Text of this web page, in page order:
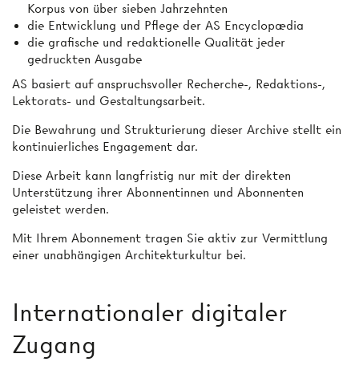
Korpus von über sieben Jahrzehnten
die Entwicklung und Pflege der AS Encyclopædia
die grafische und redaktionelle Qualität jeder
gedruckten Ausgabe
AS basiert auf anspruchsvoller Recherche-, Redaktions-,
Lektorats- und Gestaltungsarbeit.
Die Bewahrung und Strukturierung dieser Archive stellt ein
kontinuierliches Engagement dar.
Diese Arbeit kann langfristig nur mit der direkten
Unterstützung ihrer Abonnentinnen und Abonnenten
geleistet werden.
Mit Ihrem Abonnement tragen Sie aktiv zur Vermittlung
einer unabhängigen Architekturkultur bei.
Internationaler digitaler
Zugang